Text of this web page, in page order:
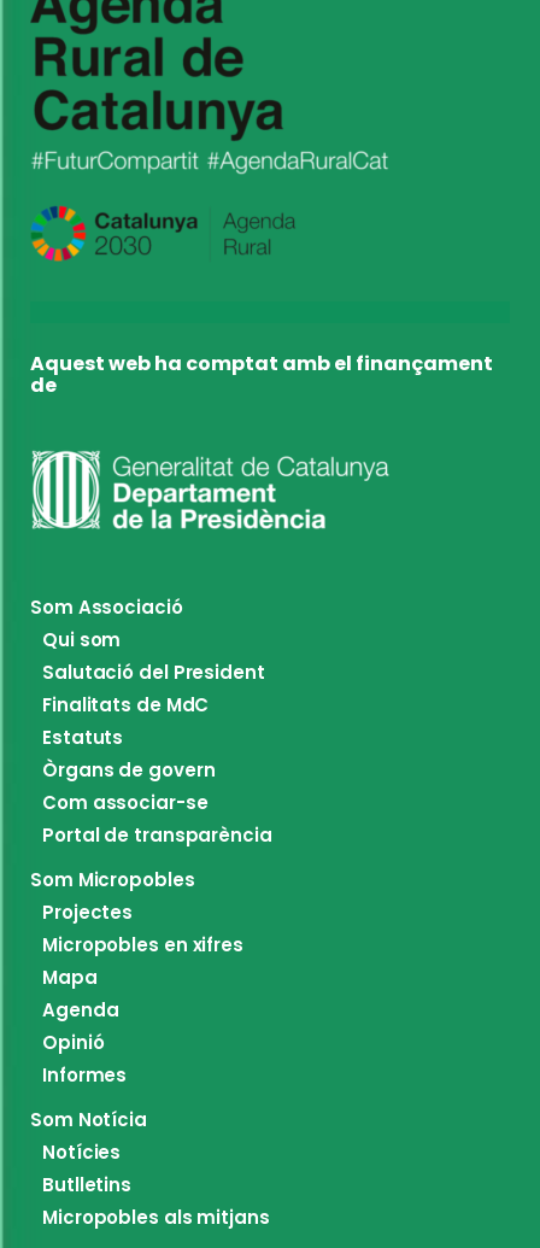
Aquest web ha comptat amb el finançament
de
Som Associació
Qui som
Salutació del President
Finalitats de MdC
Estatuts
Òrgans de govern
Com associar-se
Portal de transparència
Som Micropobles
Projectes
Micropobles en xifres
Mapa
Agenda
Opinió
Informes
Som Notícia
Notícies
Butlletins
Micropobles als mitjans